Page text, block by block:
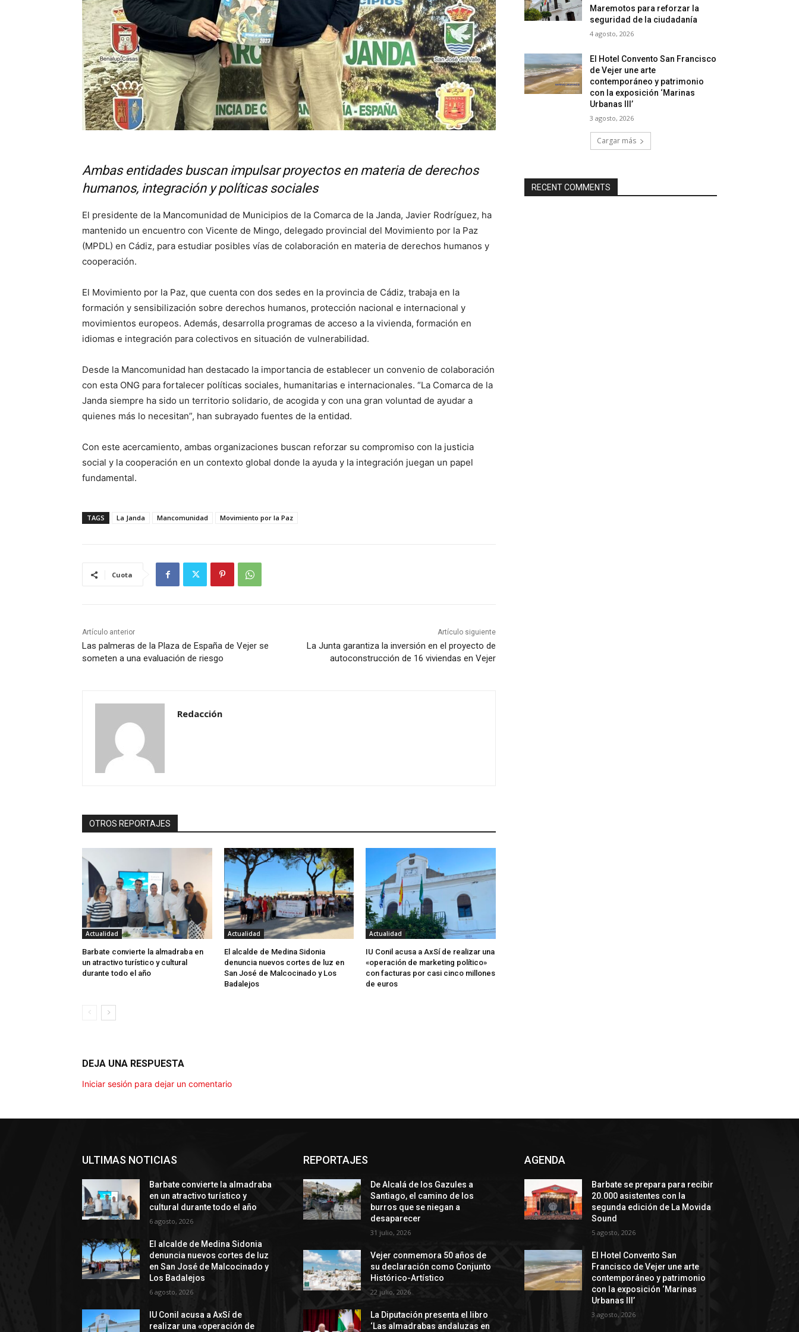
Ambas entidades buscan impulsar proyectos en materia de derechos
humanos, integración y políticas sociales
El presidente de la Mancomunidad de Municipios de la Comarca de la Janda, Javier Rodríguez, ha
mantenido un encuentro con Vicente de Mingo, delegado provincial del Movimiento por la Paz
(MPDL) en Cádiz, para estudiar posibles vías de colaboración en materia de derechos humanos y
cooperación.
El Movimiento por la Paz, que cuenta con dos sedes en la provincia de Cádiz, trabaja en la
formación y sensibilización sobre derechos humanos, protección nacional e internacional y
movimientos europeos. Además, desarrolla programas de acceso a la vivienda, formación en
idiomas e integración para colectivos en situación de vulnerabilidad.
Desde la Mancomunidad han destacado la importancia de establecer un convenio de colaboración
con esta ONG para fortalecer políticas sociales, humanitarias e internacionales. “La Comarca de la
Janda siempre ha sido un territorio solidario, de acogida y con una gran voluntad de ayudar a
quienes más lo necesitan”, han subrayado fuentes de la entidad.
Con este acercamiento, ambas organizaciones buscan reforzar su compromiso con la justicia
social y la cooperación en un contexto global donde la ayuda y la integración juegan un papel
fundamental.
TAGS La Janda Mancomunidad Movimiento por la Paz
Cuota
Artículo anterior
Las palmeras de la Plaza de España de Vejer se
someten a una evaluación de riesgo
Artículo siguiente
La Junta garantiza la inversión en el proyecto de
autoconstrucción de 16 viviendas en Vejer
Redacción
OTROS REPORTAJES
Actualidad
Barbate convierte la almadraba en
un atractivo turístico y cultural
durante todo el año
Actualidad
El alcalde de Medina Sidonia
denuncia nuevos cortes de luz en
San José de Malcocinado y Los
Badalejos
Actualidad
IU Conil acusa a AxSí de realizar una
«operación de marketing político»
con facturas por casi cinco millones
de euros
DEJA UNA RESPUESTA
Iniciar sesión para dejar un comentario
Maremotos para reforzar la
seguridad de la ciudadanía
4 agosto, 2026
El Hotel Convento San Francisco
de Vejer une arte
contemporáneo y patrimonio
con la exposición ‘Marinas
Urbanas III’
3 agosto, 2026
Cargar más
RECENT COMMENTS
ULTIMAS NOTICIAS
Barbate convierte la almadraba
en un atractivo turístico y
cultural durante todo el año
6 agosto, 2026
El alcalde de Medina Sidonia
denuncia nuevos cortes de luz
en San José de Malcocinado y
Los Badalejos
6 agosto, 2026
IU Conil acusa a AxSí de
realizar una «operación de
REPORTAJES
De Alcalá de los Gazules a
Santiago, el camino de los
burros que se niegan a
desaparecer
31 julio, 2026
Vejer conmemora 50 años de
su declaración como Conjunto
Histórico-Artístico
22 julio, 2026
La Diputación presenta el libro
‘Las almadrabas andaluzas en
AGENDA
Barbate se prepara para recibir
20.000 asistentes con la
segunda edición de La Movida
Sound
5 agosto, 2026
El Hotel Convento San
Francisco de Vejer une arte
contemporáneo y patrimonio
con la exposición ‘Marinas
Urbanas III’
3 agosto, 2026